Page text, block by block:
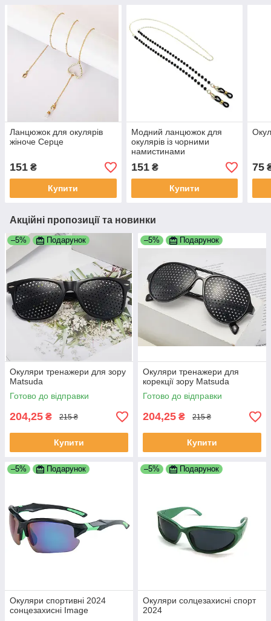
Ланцюжок для окулярів
жіноче Серце
151 ₴
Купити
Модний ланцюжок для
окулярів із чорними
намистинами
151₴
Купити
75
Акційні пропозиції та новинки
–5% Подарунок
Окуляри тренажери для зору
Matsuda
Готово до відправки
204,25 ₴ 215 ₴
Купити
–5% Подарунок
Окуляри тренажери для
корекції зору Matsuda
Готово до відправки
204,25 ₴ 215 ₴
Купити
–5% Подарунок
Окуляри спортивні 2024
сонцезахисні Image
–5% Подарунок
Окуляри солцезахисні спорт
2024